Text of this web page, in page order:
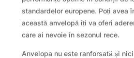
standardelor europene. Poți avea
această anvelopă îți va oferi
care ai nevoie în sezonul rece.
Anvelopa nu este ranforsată și